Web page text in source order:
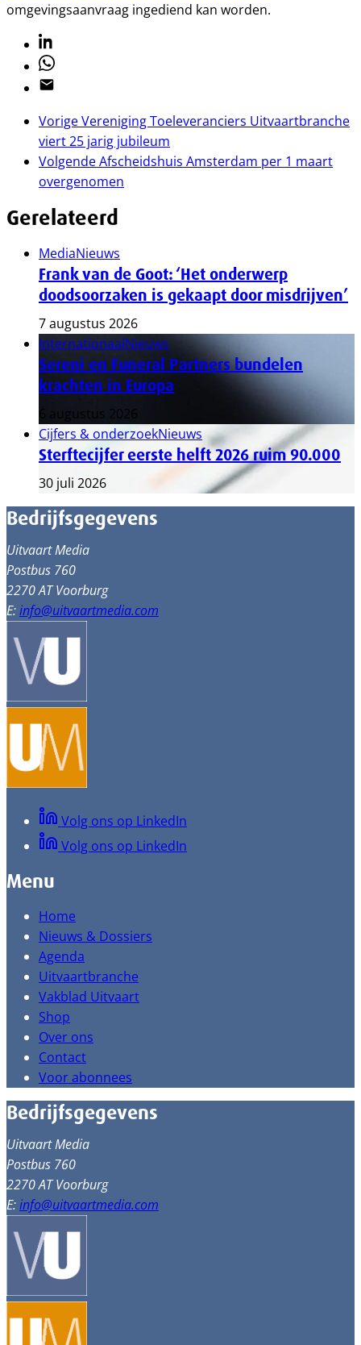
omgevingsaanvraag ingediend kan worden.
Linkedin
Whatsapp
Email
VorigeVereniging Toeleveranciers Uitvaartbranche
viert 25 jarig jubileum
VolgendeAfscheidshuis Amsterdam per 1 maart
overgenomen
Gerelateerd
MediaNieuws
Frank van de Goot: ‘Het onderwerp
doodsoorzaken is gekaapt door misdrijven’
7 augustus 2026
InternationaalNieuws
Sereni en Funeral Partners bundelen
krachten in Europa
6 augustus 2026
Cijfers & onderzoekNieuws
Sterftecijfer eerste helft 2026 ruim 90.000
30 juli 2026
Bedrijfsgegevens
Uitvaart Media
Postbus 760
2270 AT Voorburg
E:info@uitvaartmedia.com
Volg ons op LinkedIn
Volg ons op LinkedIn
Menu
Home
Nieuws & Dossiers
Agenda
Uitvaartbranche
Vakblad Uitvaart
Shop
Over ons
Contact
Voor abonnees
Bedrijfsgegevens
Uitvaart Media
Postbus 760
2270 AT Voorburg
E:info@uitvaartmedia.com